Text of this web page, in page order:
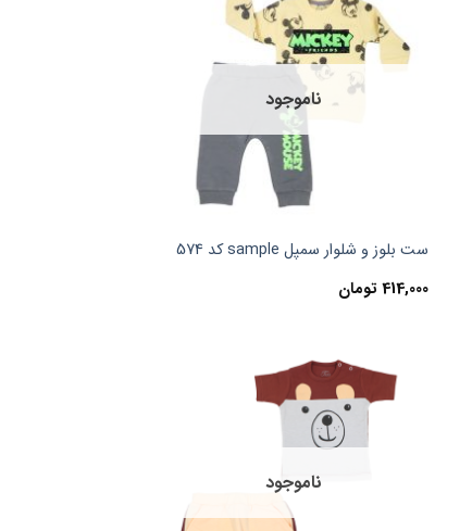
ناموجود
ست بلوز و شلوار سمپل sample کد 574
414,000 تومان
ناموجود